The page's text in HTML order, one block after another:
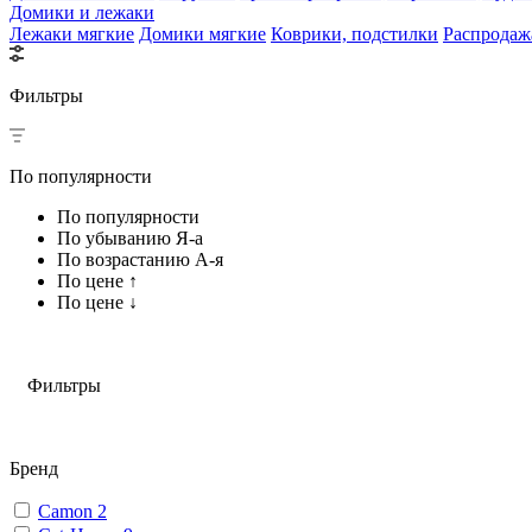
Домики и лежаки
Лежаки мягкие Домики мягкие Коврики, подстилки
Фильтры
По популярности
По популярности
По убыванию Я-а
По возрастанию А-я
По цене ↑
По цене ↓
Фильтры
Бренд
Camon 2